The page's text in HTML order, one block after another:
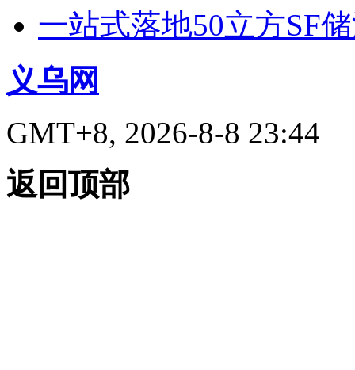
一站式落地50立方SF
义乌网
GMT+8, 2026-8-8 23:44
返回顶部